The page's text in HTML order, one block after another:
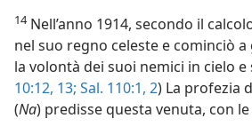
14Nell’anno 1914, secondo il
nel suo regno celeste e cominciò
la volontà dei suoi nemici in cielo e
10:12, 13; Sal. 110:1, 2) La profezia
(Na) predisse questa venuta, con